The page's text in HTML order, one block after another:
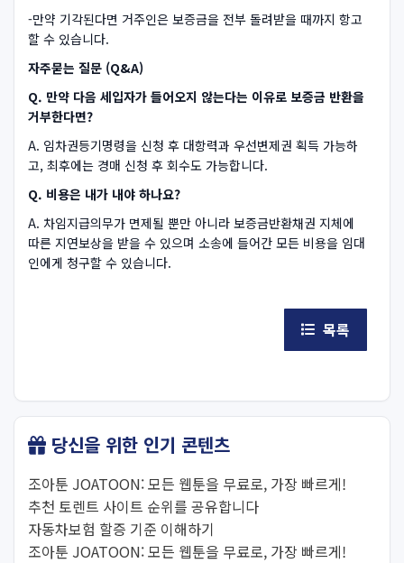
-만약 기각된다면 거주인은 보증금을 전부 돌려받을 때까지 항고
할 수 있습니다.
자주묻는 질문 (Q&A)
Q. 만약 다음 세입자가 들어오지 않는다는 이유로 보증금 반환을
거부한다면?
A. 임차권등기명령을 신청 후 대항력과 우선변제권 획득 가능하
고, 최후에는 경매 신청 후 회수도 가능합니다.
Q. 비용은 내가 내야 하나요?
A. 차임지급의무가 면제될 뿐만 아니라 보증금반환채권 지체에
따른 지연보상을 받을 수 있으며 소송에 들어간 모든 비용을 임대
인에게 청구할 수 있습니다.
목록
당신을 위한 인기 콘텐츠
조아툰 JOATOON: 모든 웹툰을 무료로, 가장 빠르게!
추천 토렌트 사이트 순위를 공유합니다
자동차보험 할증 기준 이해하기
조아툰 JOATOON: 모든 웹툰을 무료로, 가장 빠르게!